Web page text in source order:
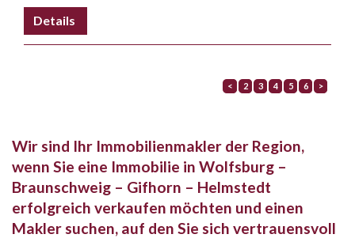
< 2 3 4 5 6 >
Wir sind Ihr Immobilienmakler der Region,
wenn Sie eine Immobilie in Wolfsburg –
Braunschweig – Gifhorn – Helmstedt
erfolgreich verkaufen möchten und einen
Makler suchen, auf den Sie sich vertrauensvoll